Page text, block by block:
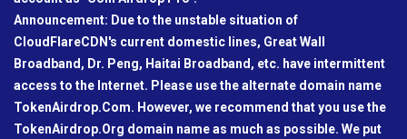
Announcement: Due to the unstable situation of
CloudFlareCDN's current domestic lines, Great Wall
Broadband, Dr. Peng, Haitai Broadband, etc. have intermittent
access to the Internet. Please use the alternate domain name
TokenAirdrop.Com. However, we recommend that you use the
TokenAirdrop.Org domain name as much as possible. We put